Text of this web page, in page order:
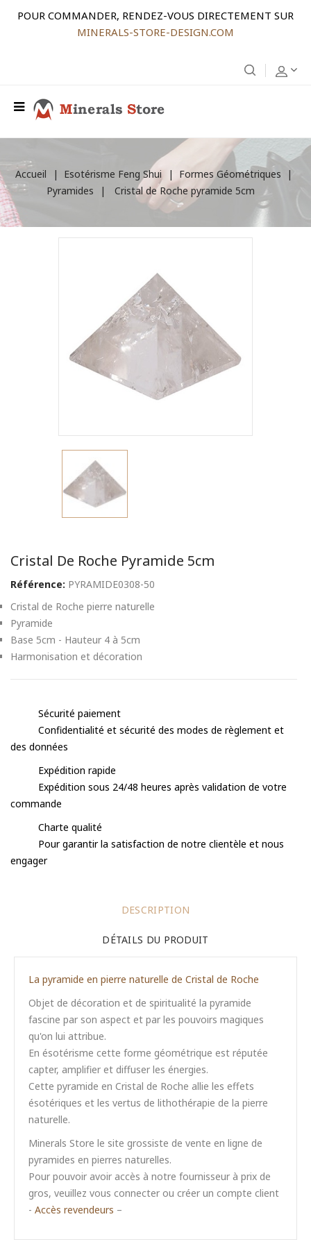
POUR COMMANDER, RENDEZ-VOUS DIRECTEMENT SUR
MINERALS-STORE-DESIGN.COM
Accueil Esotérisme Feng Shui
Formes Géométriques
Pyramides
Cristal de Roche pyramide 5cm
Cristal De Roche Pyramide 5cm
Référence: PYRAMIDE0308-50
Cristal de Roche pierre naturelle
Pyramide
Base 5cm - Hauteur 4 à 5cm
Harmonisation et décoration
Sécurité paiement
Confidentialité et sécurité des modes de règlement et
des données
Expédition rapide
Expédition sous 24/48 heures après validation de votre
commande
Charte qualité
Pour garantir la satisfaction de notre clientèle et nous
engager
DESCRIPTION
DÉTAILS DU PRODUIT
La pyramide en pierre naturelle de Cristal de Roche
Objet de décoration et de spiritualité la pyramide
fascine par son aspect et par les pouvoirs magiques
qu'on lui attribue.
En ésotérisme cette forme géométrique est réputée
capter, amplifier et diffuser les énergies.
Cette pyramide en Cristal de Roche allie les effets
ésotériques et les vertus de lithothérapie de la pierre
naturelle.
Minerals Store le site grossiste de vente en ligne de
pyramides en pierres naturelles.
Pour pouvoir avoir accès à notre fournisseur à prix de
gros, veuillez vous connecter ou créer un compte client
- Accès revendeurs –